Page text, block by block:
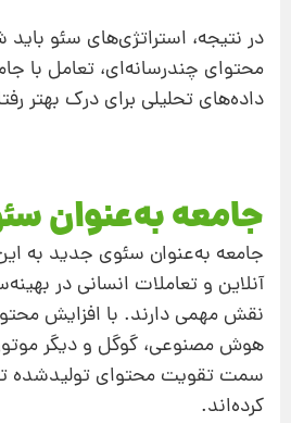
در نتیجه، استراتژی‌های سئو باید
محتوای چندرسانه‌ای، تعامل با
داده‌های تحلیلی برای درک بهتر
جامعه به‌عنوان
جامعه به‌عنوان سئوی جدید به
آنلاین و تعاملات انسانی در
نقش مهمی دارند. با افزایش
هوش مصنوعی، گوگل و دیگر
سمت تقویت محتوای تولیدشده
کرده‌اند.